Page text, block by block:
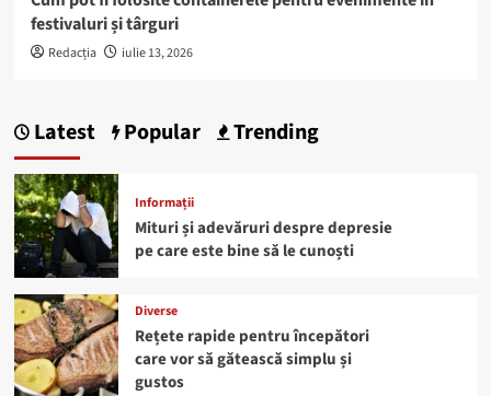
festivaluri și târguri
Redacția iulie 13, 2026
Latest Popular Trending
Informații
Mituri și adevăruri despre depresie
pe care este bine să le cunoști
Diverse
Rețete rapide pentru începători
care vor să gătească simplu și
gustos